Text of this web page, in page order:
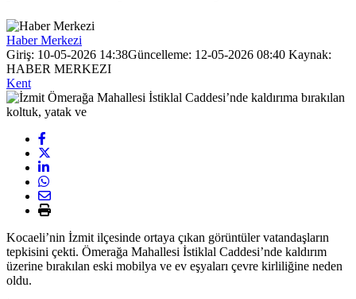
Haber Merkezi
Giriş: 10-05-2026 14:38Güncelleme: 12-05-2026 08:40 Kaynak:
HABER MERKEZI
Kent
Kocaeli’nin İzmit ilçesinde ortaya çıkan görüntüler vatandaşların
tepkisini çekti. Ömerağa Mahallesi İstiklal Caddesi’nde kaldırım
üzerine bırakılan eski mobilya ve ev eşyaları çevre kirliliğine neden
oldu.